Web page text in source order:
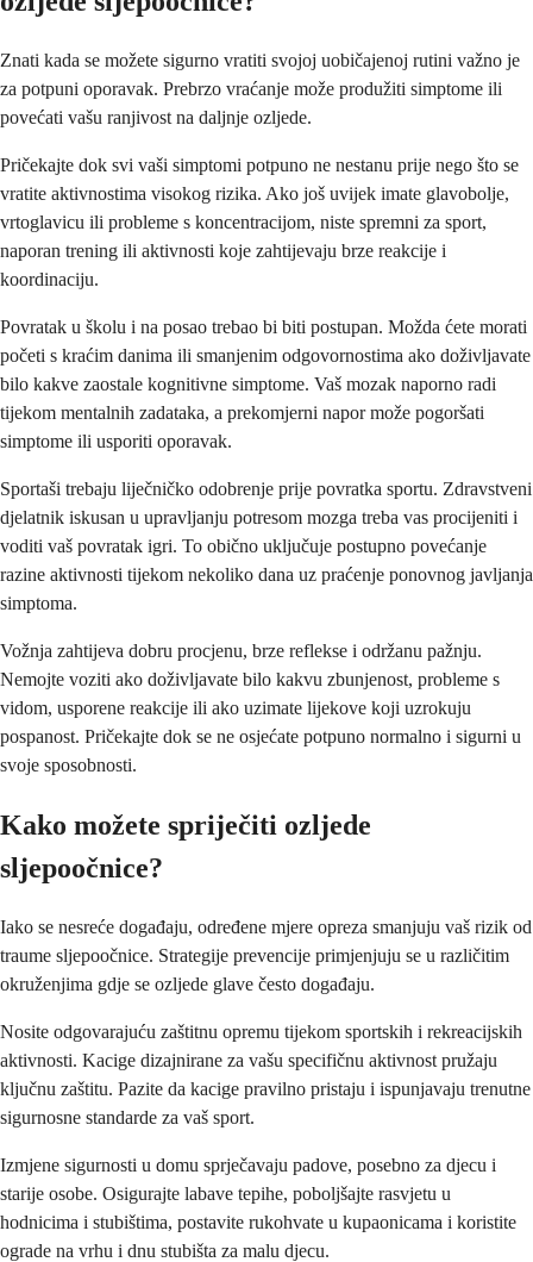
Znati kada se možete sigurno vratiti svojoj uobičajenoj rutini važno je
za potpuni oporavak. Prebrzo vraćanje može produžiti simptome ili
povećati vašu ranjivost na daljnje ozljede.
Pričekajte dok svi vaši simptomi potpuno ne nestanu prije nego što se
vratite aktivnostima visokog rizika. Ako još uvijek imate glavobolje,
vrtoglavicu ili probleme s koncentracijom, niste spremni za sport,
naporan trening ili aktivnosti koje zahtijevaju brze reakcije i
koordinaciju.
Povratak u školu i na posao trebao bi biti postupan. Možda ćete morati
početi s kraćim danima ili smanjenim odgovornostima ako doživljavate
bilo kakve zaostale kognitivne simptome. Vaš mozak naporno radi
tijekom mentalnih zadataka, a prekomjerni napor može pogoršati
simptome ili usporiti oporavak.
Sportaši trebaju liječničko odobrenje prije povratka sportu. Zdravstveni
djelatnik iskusan u upravljanju potresom mozga treba vas procijeniti i
voditi vaš povratak igri. To obično uključuje postupno povećanje
razine aktivnosti tijekom nekoliko dana uz praćenje ponovnog javljanja
simptoma.
Vožnja zahtijeva dobru procjenu, brze reflekse i održanu pažnju.
Nemojte voziti ako doživljavate bilo kakvu zbunjenost, probleme s
vidom, usporene reakcije ili ako uzimate lijekove koji uzrokuju
pospanost. Pričekajte dok se ne osjećate potpuno normalno i sigurni u
svoje sposobnosti.
Kako možete spriječiti ozljede
sljepoočnice?
Iako se nesreće događaju, određene mjere opreza smanjuju vaš rizik od
traume sljepoočnice. Strategije prevencije primjenjuju se u različitim
okruženjima gdje se ozljede glave često događaju.
Nosite odgovarajuću zaštitnu opremu tijekom sportskih i rekreacijskih
aktivnosti. Kacige dizajnirane za vašu specifičnu aktivnost pružaju
ključnu zaštitu. Pazite da kacige pravilno pristaju i ispunjavaju trenutne
sigurnosne standarde za vaš sport.
Izmjene sigurnosti u domu sprječavaju padove, posebno za djecu i
starije osobe. Osigurajte labave tepihe, poboljšajte rasvjetu u
hodnicima i stubištima, postavite rukohvate u kupaonicama i koristite
ograde na vrhu i dnu stubišta za malu djecu.